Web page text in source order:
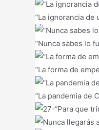
“La ignorancia de
“Nunca sabes lo
“La forma de
“La pandemia de